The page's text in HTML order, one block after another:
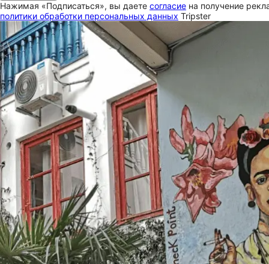
Нажимая «Подписаться», вы даете согласие на получение
политики обработки персональных данных Tripster